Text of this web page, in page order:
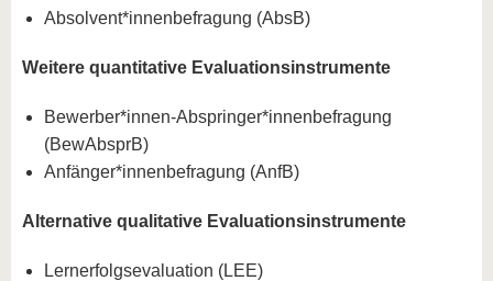
Absolvent*innenbefragung (AbsB)
Weitere quantitative Evaluationsinstrumente
Bewerber*innen-Abspringer*innenbefragung
(BewAbsprB)
Anfänger*innenbefragung (AnfB)
Alternative qualitative Evaluationsinstrumente
Lernerfolgsevaluation (LEE)